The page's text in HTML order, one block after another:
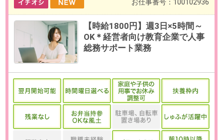
月収28万円～【初日から完全在
宅】30代活躍中！問合せ対応@駐
車場管理システム
人形町駅 徒歩4分 / 小伝馬町